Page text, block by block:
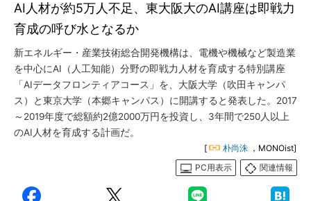
AI人材が約5万人不足、東大阪大のAI講座は即戦力
育成の呼び水となるか
新エネルギー・産業技術総合開発機構は、電機や機械など製造業
を中心にAI（人工知能）分野の即戦力人材を育成する特別講座
「AIデータフロンティアコース」を、大阪大学（吹田キャンパ
ス）と東京大学（本郷キャンパス）に開講すると発表した。2017
～2019年度で総額約2億2000万円を投資し、3年間で250人以上
のAI人材を育成する計画だ。
[ 朴尚洙 ，MONOist]
PC用表示
関連情報